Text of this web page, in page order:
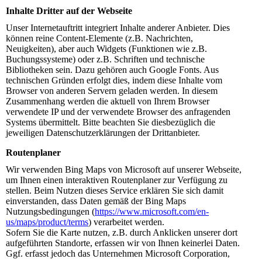
Inhalte Dritter auf der Webseite
Unser Internetauftritt integriert Inhalte anderer Anbieter. Dies
können reine Content-Elemente (z.B. Nachrichten,
Neuigkeiten), aber auch Widgets (Funktionen wie z.B.
Buchungssysteme) oder z.B. Schriften und technische
Bibliotheken sein. Dazu gehören auch Google Fonts. Aus
technischen Gründen erfolgt dies, indem diese Inhalte vom
Browser von anderen Servern geladen werden. In diesem
Zusammenhang werden die aktuell von Ihrem Browser
verwendete IP und der verwendete Browser des anfragenden
Systems übermittelt. Bitte beachten Sie diesbezüglich die
jeweiligen Datenschutzerklärungen der Drittanbieter.
Routenplaner
Wir verwenden Bing Maps von Microsoft auf unserer Webseite,
um Ihnen einen interaktiven Routenplaner zur Verfügung zu
stellen. Beim Nutzen dieses Service erklären Sie sich damit
einverstanden, dass Daten gemäß der Bing Maps
Nutzungsbedingungen (https://www.microsoft.com/en-
us/maps/product/terms) verarbeitet werden.
Sofern Sie die Karte nutzen, z.B. durch Anklicken unserer dort
aufgeführten Standorte, erfassen wir von Ihnen keinerlei Daten.
Ggf. erfasst jedoch das Unternehmen Microsoft Corporation,